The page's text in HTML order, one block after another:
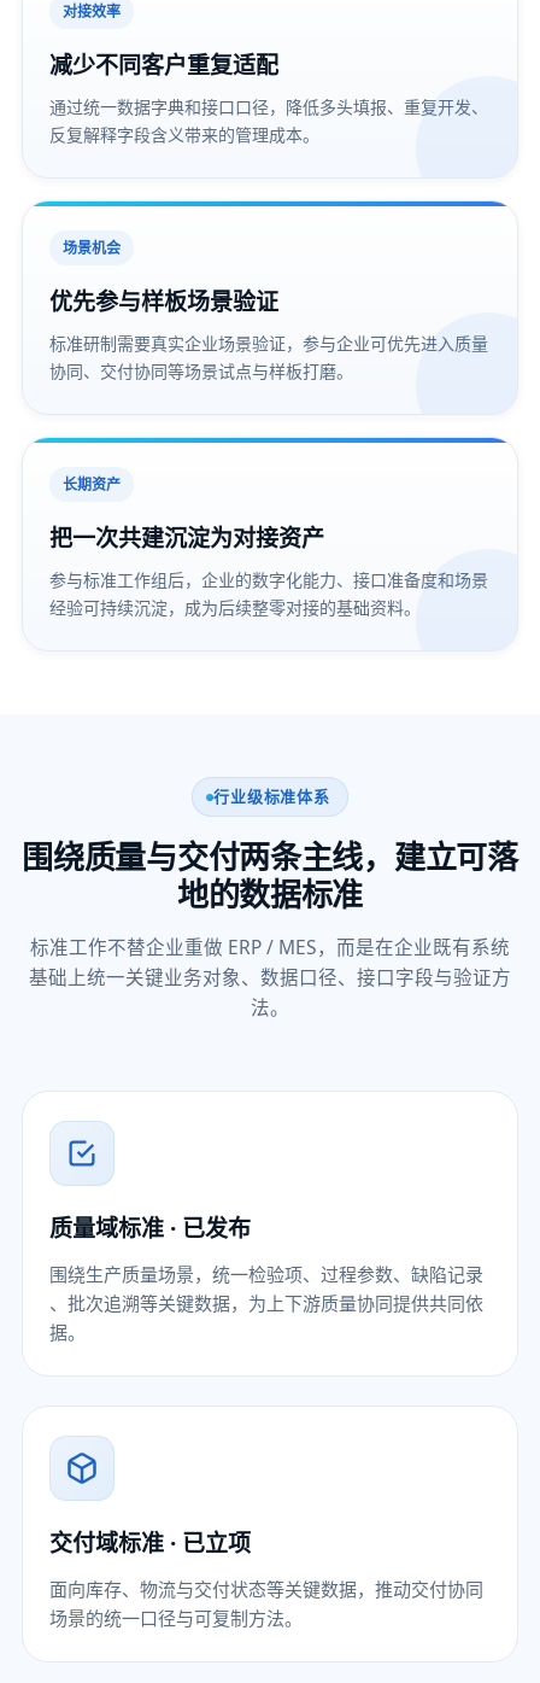
对接效率
减少不同客户重复适配
通过统一数据字典和接口口径，降低多头填报、重复开发、
反复解释字段含义带来的管理成本。
场景机会
优先参与样板场景验证
标准研制需要真实企业场景验证，参与企业可优先进入质量
协同、交付协同等场景试点与样板打磨。
长期资产
把一次共建沉淀为对接资产
参与标准工作组后，企业的数字化能力、接口准备度和场景
经验可持续沉淀，成为后续整零对接的基础资料。
行业级标准体系
围绕质量与交付两条主线，建立可落
地的数据标准
标准工作不替企业重做 ERP / MES，而是在企业既有系统
基础上统一关键业务对象、数据口径、接口字段与验证方
法。
质量域标准 · 已发布
围绕生产质量场景，统一检验项、过程参数、缺陷记录
、批次追溯等关键数据，为上下游质量协同提供共同依
据。
交付域标准 · 已立项
面向库存、物流与交付状态等关键数据，推动交付协同
场景的统一口径与可复制方法。